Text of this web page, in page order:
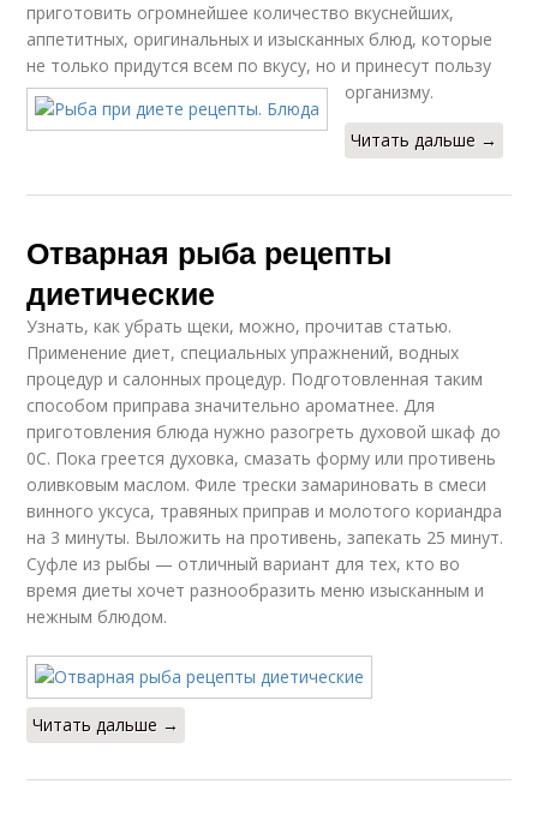
приготовить огромнейшее количество вкуснейших,
аппетитных, оригинальных и изысканных блюд, которые
не только придутся всем по вкусу, но и принесут пользу
организму.
Читать дальше →
Отварная рыба рецепты
диетические
Узнать, как убрать щеки, можно, прочитав статью.
Применение диет, специальных упражнений, водных
процедур и салонных процедур. Подготовленная таким
способом приправа значительно ароматнее. Для
приготовления блюда нужно разогреть духовой шкаф до
0C. Пока греется духовка, смазать форму или противень
оливковым маслом. Филе трески замариновать в смеси
винного уксуса, травяных приправ и молотого кориандра
на 3 минуты. Выложить на противень, запекать 25 минут.
Суфле из рыбы — отличный вариант для тех, кто во
время диеты хочет разнообразить меню изысканным и
нежным блюдом.
Читать дальше →